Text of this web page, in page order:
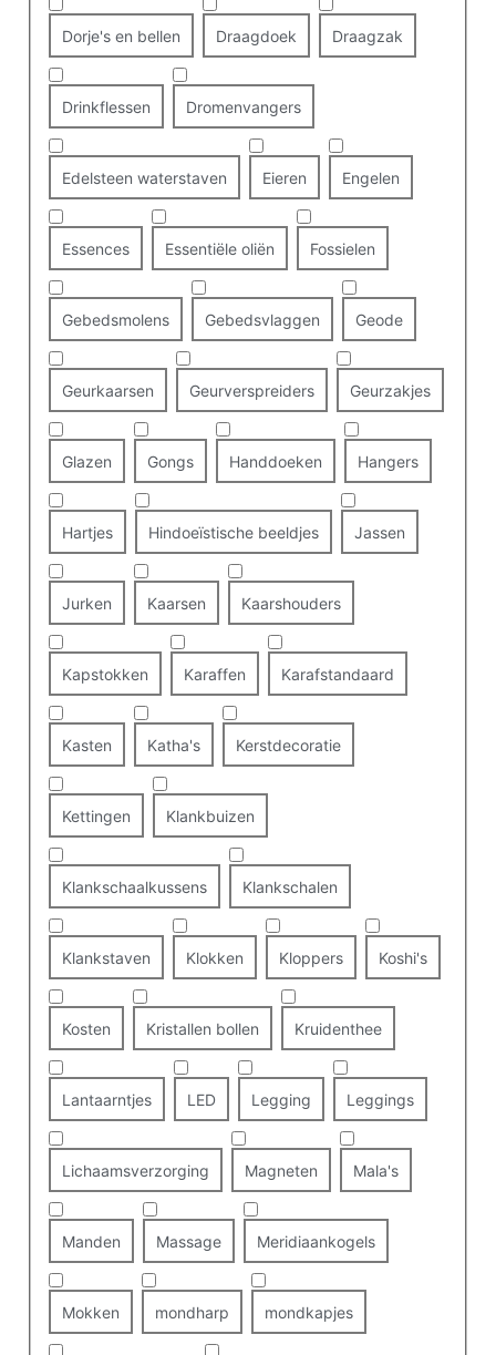
Dorje's en bellen Draagdoek Draagzak
Drinkflessen Dromenvangers
Edelsteen waterstaven Eieren Engelen
Essences Essentiële oliën Fossielen
Gebedsmolens Gebedsvlaggen Geode
Geurkaarsen Geurverspreiders Geurzakjes
Glazen Gongs Handdoeken Hangers
Hartjes Hindoeïstische beeldjes Jassen
Jurken Kaarsen Kaarshouders
Kapstokken Karaffen Karafstandaard
Kasten Katha's Kerstdecoratie
Kettingen Klankbuizen
Klankschaalkussens Klankschalen
Klankstaven Klokken Kloppers Koshi's
Kosten Kristallen bollen Kruidenthee
Lantaarntjes LED Legging Leggings
Lichaamsverzorging Magneten Mala's
Manden Massage Meridiaankogels
Mokken mondharp mondkapjes